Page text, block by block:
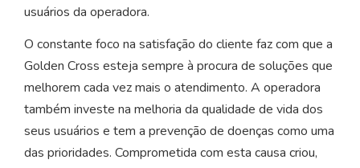
usuários da operadora.
O constante foco na satisfação do cliente faz com que a
Golden Cross esteja sempre à procura de soluções que
melhorem cada vez mais o atendimento. A operadora
também investe na melhoria da qualidade de vida dos
seus usuários e tem a prevenção de doenças como uma
das prioridades. Comprometida com esta causa criou,